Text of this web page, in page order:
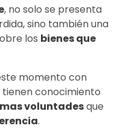
, no solo se presenta
sino también una
los bienes que
momento con
tienen conocimiento
voluntadesque
.